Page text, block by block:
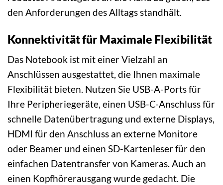
den Anforderungen des Alltags standhält.
Konnektivität für Maximale Flexibilität
Das Notebook ist mit einer Vielzahl an
Anschlüssen ausgestattet, die Ihnen maximale
Flexibilität bieten. Nutzen Sie USB-A-Ports für
Ihre Peripheriegeräte, einen USB-C-Anschluss für
schnelle Datenübertragung und externe Displays,
HDMI für den Anschluss an externe Monitore
oder Beamer und einen SD-Kartenleser für den
einfachen Datentransfer von Kameras. Auch an
einen Kopfhörerausgang wurde gedacht. Die